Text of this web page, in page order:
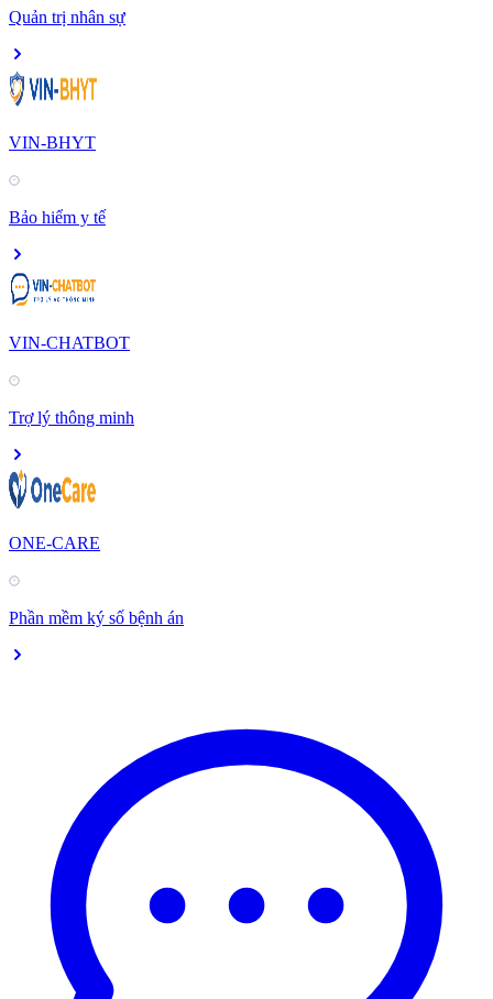
Quản trị nhân sự
VIN-BHYT
Bảo hiểm y tế
VIN-CHATBOT
Trợ lý thông minh
ONE-CARE
Phần mềm ký số bệnh án